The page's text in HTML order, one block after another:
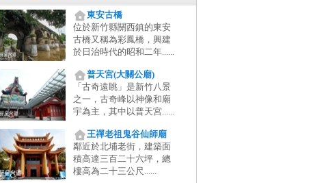
東安古橋
位於新竹縣關西鎮的東安
古橋又稱為彩鳳橋，興建
於日治時代的昭和二年......
普天宮(大關公廟)
「古奇遠眺」是新竹八景
之一，古奇峰以神像和廟
宇為主，其中以普天宮......
王禪老祖鬼谷仙師廟
鄰近於北埔老街，建築面
積高達三百二十六坪，總
樓高為二十三公尺......